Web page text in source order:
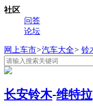
社区
问答
论坛
网上车市>汽车大全> 铃
长安铃木-维特拉